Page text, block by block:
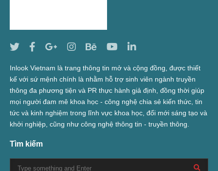
Inlook Vietnam là trang thông tin mở và cộng đồng, được thiết
kế với sứ mệnh chính là nhằm hỗ trợ sinh viên ngành truyền
thông đa phương tiện và PR thực hành giả định, đồng thời giúp
mọi người đam mê khoa học - công nghệ chia sẻ kiến thức, tin
tức và kinh nghiệm trong lĩnh vực khoa học, đổi mới sáng tạo và
khởi nghiệp, cũng như công nghệ thông tin - truyền thông.
Tìm kiếm